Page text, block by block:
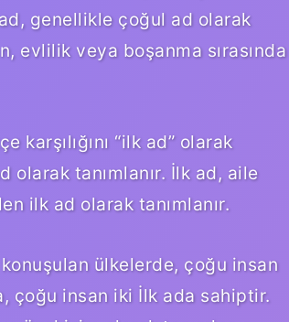
genellikle çoğul ad olarak
evlilik veya boşanma sırasında
“ilk ad” olarak
olarak tanımlanır. İlk ad, aile
ilk ad olarak tanımlanır.
ülkelerde, çoğu insan
çoğu insan iki İlk ada sahiptir.